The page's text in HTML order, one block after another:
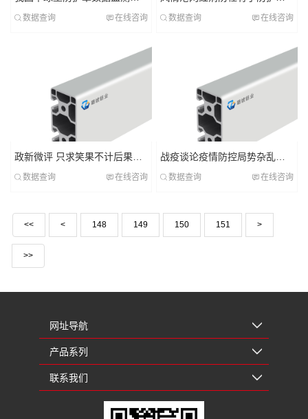
数据查询 在线咨询 数据查询 在线咨询
数据查询 在线咨询 数据查询 在线咨询
<< < 148 149 150 151 >
>>
网址导航
产品系列
联系我们